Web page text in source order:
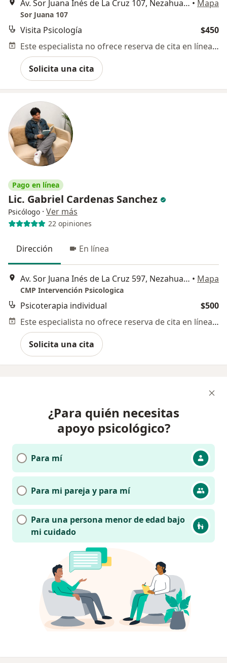
Av. Sor Juana Inés de La Cruz 107, Nezahualcóyotl • Mapa
Sor Juana 107
Visita Psicología
$450
Este especialista no ofrece reserva de cita en línea en esta dirección.
Solicita una cita
Pago en línea
Lic. Gabriel Cardenas Sanchez
Psicólogo · Ver más
22 opiniones
Dirección En línea
Av. Sor Juana Inés de La Cruz 597, Nezahualcóyotl • Mapa
CMP Intervención Psicologica
Psicoterapia individual
$500
Este especialista no ofrece reserva de cita en línea en esta dirección.
Solicita una cita
¿Para quién necesitas
apoyo psicológico?
Para mí
Para mi pareja y para mí
Para una persona menor de edad bajo
mi cuidado